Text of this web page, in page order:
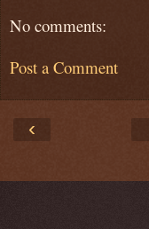
No comments:
Post a Comment
‹